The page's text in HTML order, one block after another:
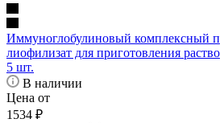
Иммуноглобулиновый комплексный
лиофилизат для приготовления
5 шт.
В наличии
Цена от
1534 ₽